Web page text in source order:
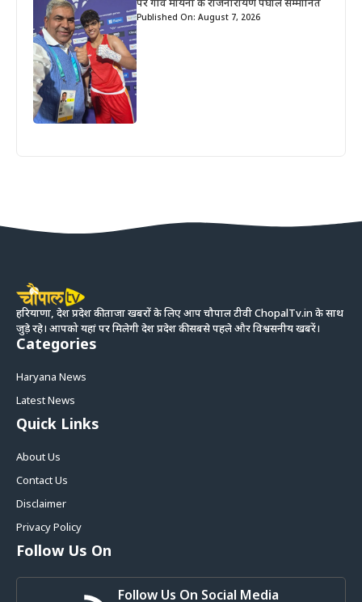
पर गांव मायना के राजनारायण पंघाल सम्मानित
Published On: August 7, 2026
हरियाणा, देश प्रदेश की ताजा खबरों के लिए आप चौपाल टीवी ChopalTv.in के साथ
जुड़े रहे। आपको यहां पर मिलेगी देश प्रदेश की सबसे पहले और विश्वसनीय खबरें।
Categories
Haryana News
Latest News
Quick Links
About Us
Contact Us
Disclaimer
Privacy Policy
Follow Us On
Follow Us On Social Media